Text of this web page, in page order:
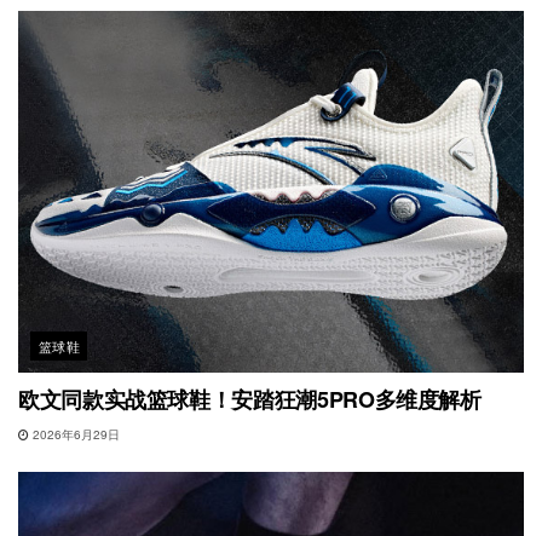
篮球鞋
欧文同款实战篮球鞋！安踏狂潮5PRO多维度解析
2026年6月29日